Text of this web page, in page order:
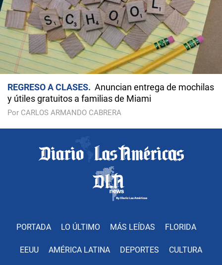
REGRESO A CLASES
Anuncian entrega de mochilas
y útiles gratuitos a familias de Miami
Por CARLOS ARMANDO CABRERA
PORTADA LO ÚLTIMO MÁS LEÍDAS FLORIDA
EEUU AMÉRICA LATINA DEPORTES CULTURA